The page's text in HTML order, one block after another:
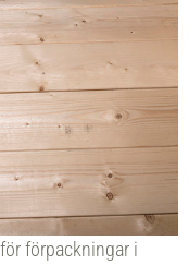
förpackningar i